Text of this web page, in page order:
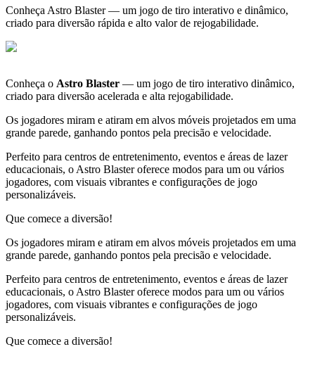
Conheça Astro Blaster — um jogo de tiro interativo e dinâmico,
criado para diversão rápida e alto valor de rejogabilidade.
Conheça o Astro Blaster — um jogo de tiro interativo dinâmico,
criado para diversão acelerada e alta rejogabilidade.
Os jogadores miram e atiram em alvos móveis projetados em uma
grande parede, ganhando pontos pela precisão e velocidade.
Perfeito para centros de entretenimento, eventos e áreas de lazer
educacionais, o Astro Blaster oferece modos para um ou vários
jogadores, com visuais vibrantes e configurações de jogo
personalizáveis.
Que comece a diversão!
Os jogadores miram e atiram em alvos móveis projetados em uma
grande parede, ganhando pontos pela precisão e velocidade.
Perfeito para centros de entretenimento, eventos e áreas de lazer
educacionais, o Astro Blaster oferece modos para um ou vários
jogadores, com visuais vibrantes e configurações de jogo
personalizáveis.
Que comece a diversão!